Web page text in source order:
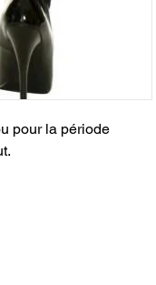
pour la période